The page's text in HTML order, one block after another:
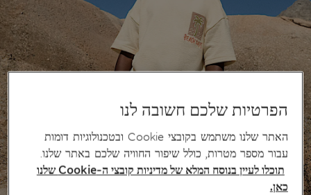
הפרטיות שלכם חשובה לנו
האתר שלנו משתמש בקובצי Cookie ובטכנולוגיות דומות
עבור מספר מטרות, כולל שיפור החוויה שלכם באתר שלנו.
תוכלו לעיין בנוסח המלא של מדיניות קובצי ה-Cookie שלנו
כאן.